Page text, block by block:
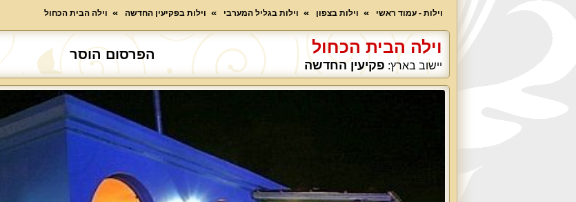
וילות - עמוד ראשי
וילות בצפון וילות בגליל המערבי וילות בפקיעין החדשה וילה הבית הכחול
וילה הבית הכחול
יישוב בארץ: פקיעין החדשה
הפרסום הוסר